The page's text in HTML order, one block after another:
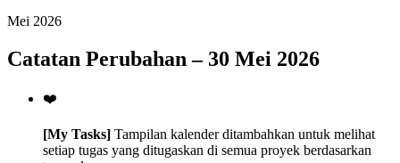
Mei 2026
Catatan Perubahan – 30 Mei 2026
❤️
[My Tasks] Tampilan kalender ditambahkan untuk melihat
setiap tugas yang ditugaskan di semua proyek berdasarkan